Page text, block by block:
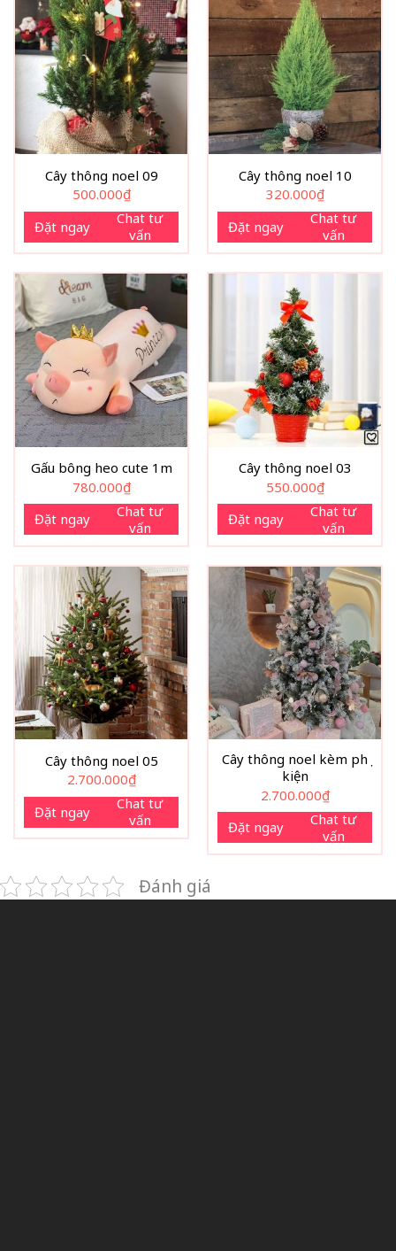
Cây thông noel 09
500.000₫
Đặt ngay
Chat tư
vấn
Cây thông noel 10
320.000₫
Đặt ngay
Chat tư
vấn
Gấu bông heo cute 1m
780.000₫
Đặt ngay
Chat tư
vấn
Cây thông noel 03
550.000₫
Đặt ngay
Chat tư
vấn
Cây thông noel 05
2.700.000₫
Đặt ngay
Chat tư
vấn
Cây thông noel kèm phụ
kiện
2.700.000₫
Đặt ngay
Chat tư
vấn
Đánh giá